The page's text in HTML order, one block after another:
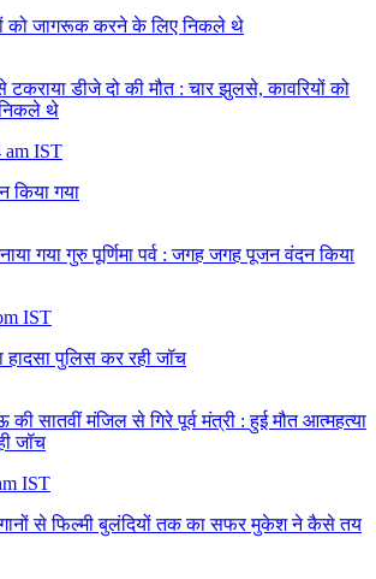
टकराया डीजे दो की मौत : चार झुलसे, कावरियों को
थे
am IST
गया गुरु पूर्णिमा पर्व : जगह जगह पूजन वंदन किया
IST
सातवीं मंजिल से गिरे पूर्व मंत्री : हुई मौत आत्महत्या
जॉच
IST